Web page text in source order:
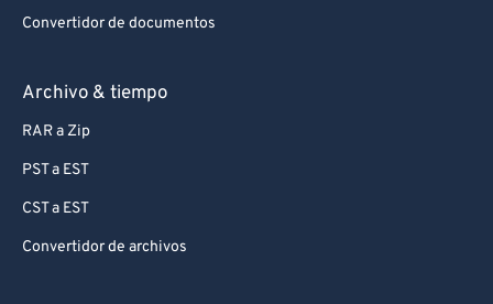
Convertidor de documentos
Archivo & tiempo
RAR a Zip
PST a EST
CST a EST
Convertidor de archivos